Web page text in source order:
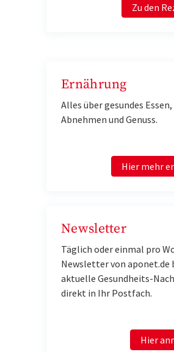
Zu den
Ernährung
Alles über gesundes Essen,
Abnehmen und Genuss.
Hier mehr
Newsletter
Täglich oder einmal pro
Newsletter von aponet.de
aktuelle Gesundheits-
direkt in Ihr Postfach.
Hier